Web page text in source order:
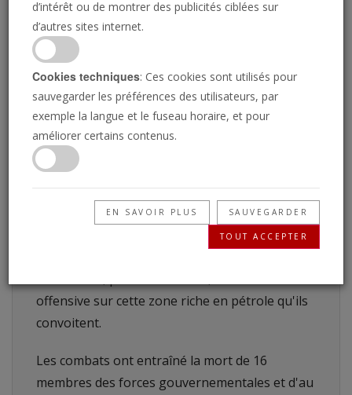
FRANCE 24 28/06/2021
« Dans la province de Marib, les combats entre
les forces gouvernementales et les rebelles
Houthis ont fait au moins 111 morts ces trois
derniers jours, ont indiqué, dimanche 27 juin,
des responsables militaires gouvernementaux.
Dernier bastion du pouvoir dans le nord du
pays, Marib est le théâtre de violents
offensive sur cette zone riche en pétrole qu'ils
convoitent.
Les combats ont entraîné la mort de 16
membres des forces gouvernementales et d'au
d’intérêt ou de montrer des publicités ciblées sur
d’autres sites internet.
Cookies techniques: Ces cookies sont utilisés pour
sauvegarder les préférences des utilisateurs, par
exemple la langue et le fuseau horaire, et pour
améliorer certains contenus.
EN SAVOIR PLUS SAUVEGARDER
TOUT ACCEPTER